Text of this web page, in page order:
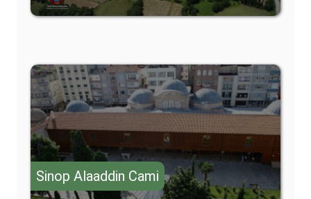
Sinop Alaaddin Cami